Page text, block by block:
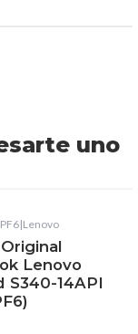
uno
|Lenovo
Lenovo
S340-14API